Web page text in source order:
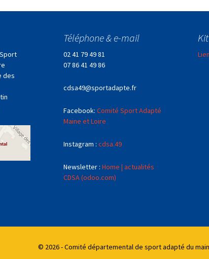
des
Téléphone & e-mail
02 41 79 49 81
07 86 41 49 86
cdsa49@sportadapte.fr
Facebook: Comité Sport Adapté
Maine et Loire
Instagram : cdsa.49
Newsletter : Home | actualités
CDSA (odoo.com)
© 2026 - Comité départemental de sport adapté du